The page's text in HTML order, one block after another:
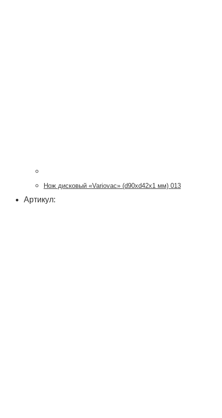
Нож дисковый «Variovac» (d90хd42x1 мм) 013
Артикул: